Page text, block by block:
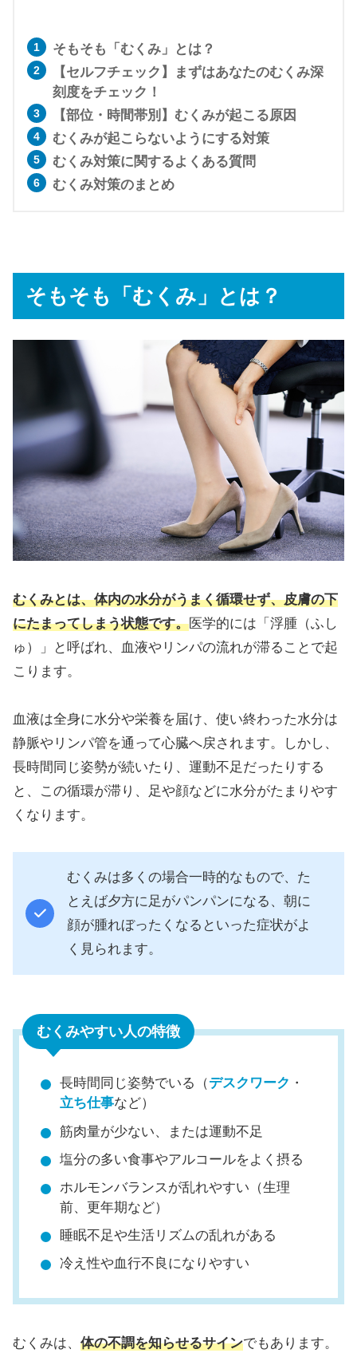
そもそも「むくみ」とは？
【セルフチェック】まずはあなたのむくみ深
刻度をチェック！
【部位・時間帯別】むくみが起こる原因
むくみが起こらないようにする対策
むくみ対策に関するよくある質問
むくみ対策のまとめ
そもそも「むくみ」とは？
むくみとは、体内の水分がうまく循環せず、皮膚の下
にたまってしまう状態です。医学的には「浮腫（ふし
ゅ）」と呼ばれ、血液やリンパの流れが滞ることで起
こります。
血液は全身に水分や栄養を届け、使い終わった水分は
静脈やリンパ管を通って心臓へ戻されます。しかし、
長時間同じ姿勢が続いたり、運動不足だったりする
と、この循環が滞り、足や顔などに水分がたまりやす
くなります。
むくみは多くの場合一時的なもので、た
とえば夕方に足がパンパンになる、朝に
顔が腫れぼったくなるといった症状がよ
く見られます。
むくみやすい人の特徴
長時間同じ姿勢でいる（デスクワーク ・
立ち仕事など）
筋肉量が少ない、または運動不足
塩分の多い食事やアルコールをよく摂る
ホルモンバランスが乱れやすい（生理
前、更年期など）
睡眠不足や生活リズムの乱れがある
冷え性や血行不良になりやすい
むくみは、 体の不調を知らせるサインでもあります。